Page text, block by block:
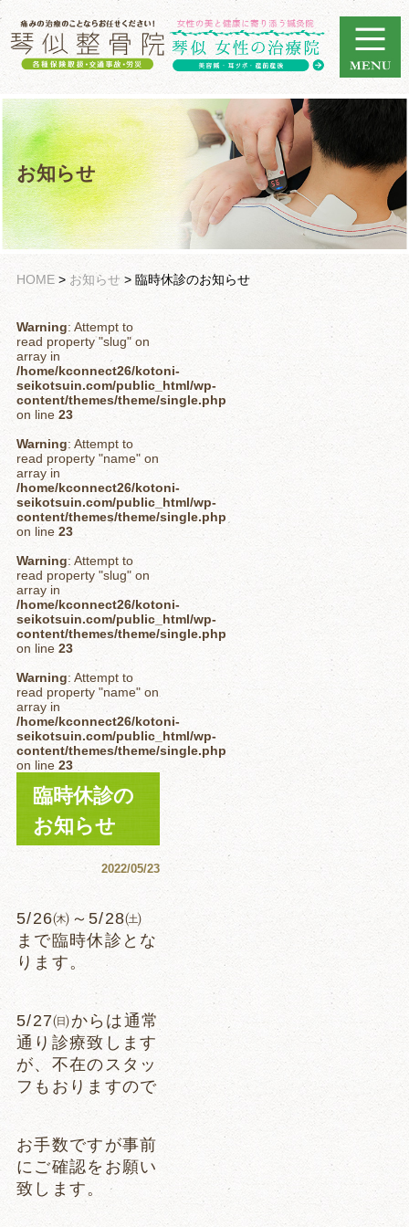
お知らせ
HOME> お知らせ > 臨時休診のお知らせ
Warning: Attempt to
read property "slug" on
array in
/home/kconnect26/kotoni-
seikotsuin.com/public_html/wp-
content/themes/theme/single.php
on line 23
Warning: Attempt to
read property "name" on
array in
/home/kconnect26/kotoni-
seikotsuin.com/public_html/wp-
content/themes/theme/single.php
on line 23
Warning: Attempt to
read property "slug" on
array in
/home/kconnect26/kotoni-
seikotsuin.com/public_html/wp-
content/themes/theme/single.php
on line 23
Warning: Attempt to
read property "name" on
array in
/home/kconnect26/kotoni-
seikotsuin.com/public_html/wp-
content/themes/theme/single.php
on line 23
臨時休診の
お知らせ
2022/05/23
5/26㈭～5/28㈯
まで臨時休診とな
ります。
5/27㈰からは通常
通り診療致します
が、不在のスタッ
フもおりますので
お手数ですが事前
にご確認をお願い
致します。